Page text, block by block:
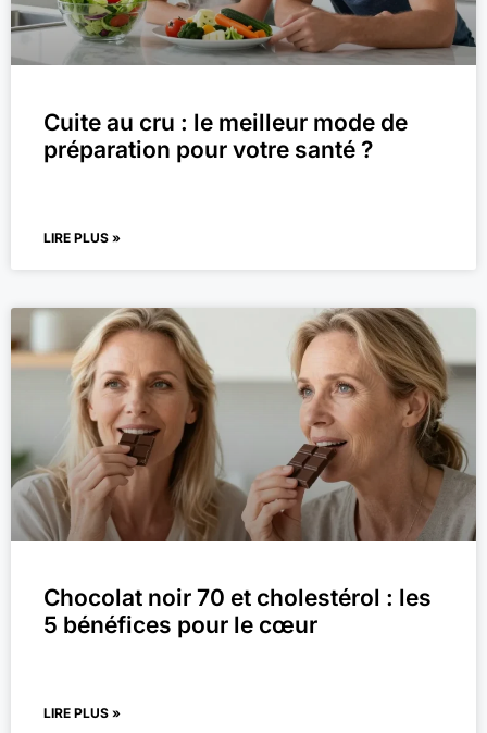
Cuite au cru : le meilleur mode de
préparation pour votre santé ?
LIRE PLUS »
Chocolat noir 70 et cholestérol : les
5 bénéfices pour le cœur
LIRE PLUS »